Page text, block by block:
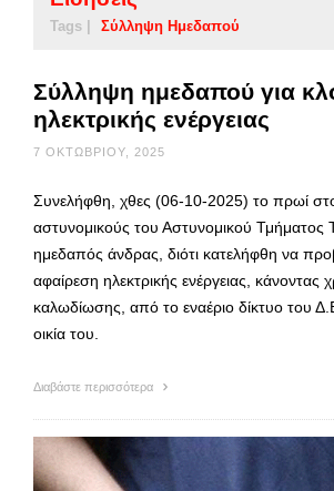
Tags | Σύλληψη Ημεδαπού
Σύλληψη ημεδαπού για
ηλεκτρικής ενέργειας
7 ΟΚΤΩΒΡΊΟΥ, 2025
Συνελήφθη, χθες (06-10-2025) το πρωί
αστυνομικούς του Αστυνομικού Τμήματος
ημεδαπός άνδρας, διότι κατελήφθη να
αφαίρεση ηλεκτρικής ενέργειας, κάνοντας
καλωδίωσης, από το εναέριο δίκτυο του
οικία του.
Διαβάστε περισσότερα